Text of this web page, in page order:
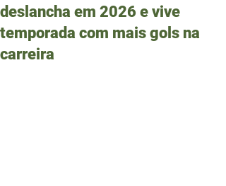
deslancha em 2026 e vive
temporada com mais gols na
carreira